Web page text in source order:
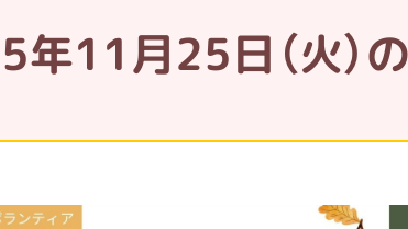
年11月25日（火）